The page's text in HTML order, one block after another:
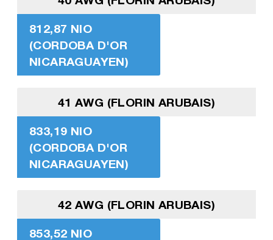
812,87 NIO
(CORDOBA D'OR
NICARAGUAYEN)
41 AWG (FLORIN ARUBAIS)
833,19 NIO
(CORDOBA D'OR
NICARAGUAYEN)
42 AWG (FLORIN ARUBAIS)
853,52 NIO